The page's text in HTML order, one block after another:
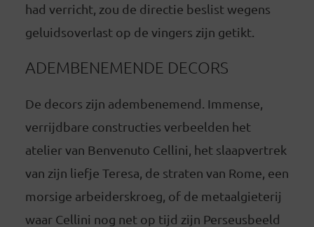
had verricht, zou de directie beslist wegens
geluidsoverlast op de vingers zijn getikt.
ADEMBENEMENDE DECORS
De decors zijn adembenemend. Immense,
verrijdbare constructies verbeelden het
atelier van Benvenuto Cellini, het slaapvertrek
van zijn liefje Teresa, de straten van Rome, een
morsige arbeiderskroeg, of de metaalgieterij
waar Cellini nog net op tijd zijn Perseusbeeld